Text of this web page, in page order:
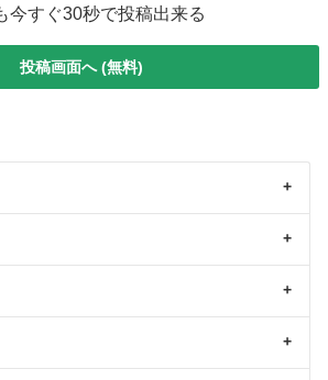
今すぐ30秒で投稿出来る
投稿画面へ (無料)